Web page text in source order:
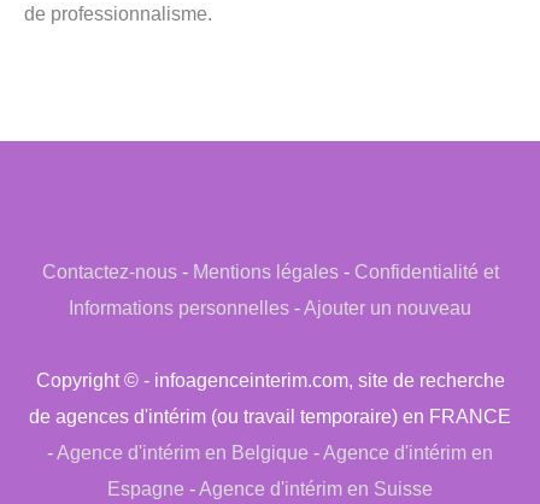
de professionnalisme.
Contactez-nous- Mentions légales- Confidentialité et
Informations personnelles -Ajouter un nouveau
Copyright © - infoagenceinterim.com, site de recherche
de agences d'intérim (ou travail temporaire) en FRANCE
-Agence d'intérim en Belgique -Agence d'intérim en
Espagne -Agence d'intérim en Suisse